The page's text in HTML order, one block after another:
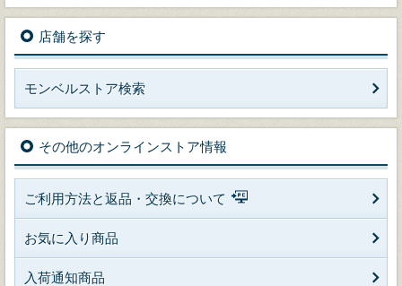
店舗を探す
モンベルストア検索
その他のオンラインストア情報
ご利用方法と返品・交換について
お気に入り商品
入荷通知商品